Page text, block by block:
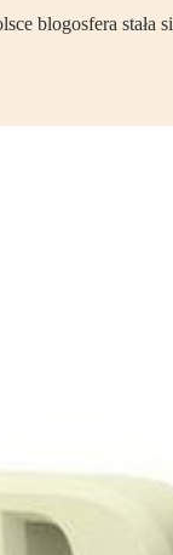
blogosfera